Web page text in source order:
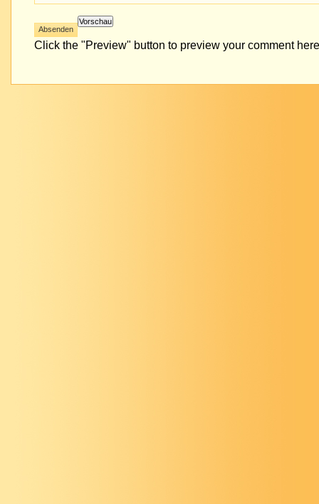
Click the "Preview" button to preview your comment